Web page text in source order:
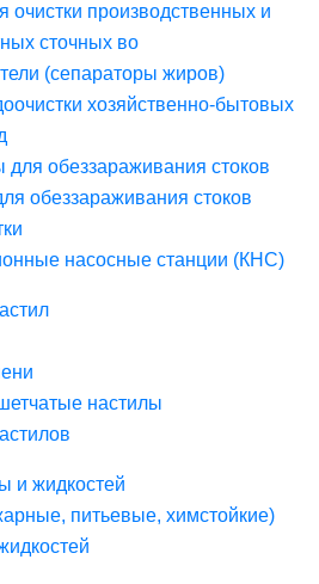
очистки производственных и
сточных во
(сепараторы жиров)
хозяйственно-бытовых
для обеззараживания стоков
обеззараживания стоков
насосные станции (КНС)
настилы
и жидкостей
питьевые, химстойкие)